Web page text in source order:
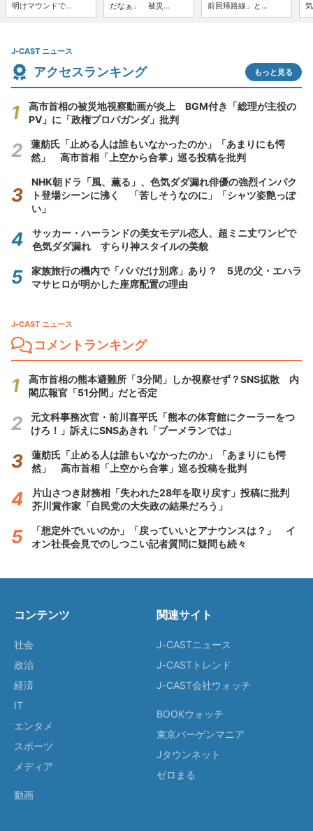
明けマウンドで...
だなぁ」 被災...
前回帰路線」と...
J-CAST ニュース
アクセスランキング もっと見る
高市首相の被災地視察動画が炎上 BGM付き「総理が主役の
PV」に「政権プロパガンダ」批判
蓮舫氏「止める人は誰もいなかったのか」「あまりにも愕
然」 高市首相「上空から合掌」巡る投稿を批判
NHK朝ドラ「風、薫る」、色気ダダ漏れ俳優の強烈インパク
ト登場シーンに沸く 「苦しそうなのに」「シャツ姿艶っぽ
い」
サッカー・ハーランドの美女モデル恋人、超ミニ丈ワンピで
色気ダダ漏れ すらり神スタイルの美貌
家族旅行の機内で「パパだけ別席」あり？ 5児の父・エハラ
マサヒロが明かした座席配置の理由
J-CAST ニュース
コメントランキング
高市首相の熊本避難所「3分間」しか視察せず？SNS拡散 内
閣広報官「51分間」だと否定
元文科事務次官・前川喜平氏「熊本の体育館にクーラーをつ
けろ！」訴えにSNSあきれ「ブーメランでは」
蓮舫氏「止める人は誰もいなかったのか」「あまりにも愕
然」 高市首相「上空から合掌」巡る投稿を批判
片山さつき財務相「失われた28年を取り戻す」投稿に批判
芥川賞作家「自民党の大失政の結果だろう」
「想定外でいいのか」「戻っていいとアナウンスは？」 イ
オン社長会見でのしつこい記者質問に疑問も続々
コンテンツ
社会
政治
経済
IT
エンタメ
スポーツ
メディア
動画
関連サイト
J-CASTニュース
J-CASTトレンド
J-CAST会社ウォッチ
BOOKウォッチ
東京バーゲンマニア
Jタウンネット
ゼロまる